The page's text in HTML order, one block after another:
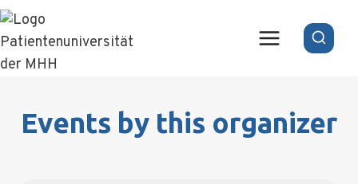
Zum
Inhalt
springen
Events by this organizer